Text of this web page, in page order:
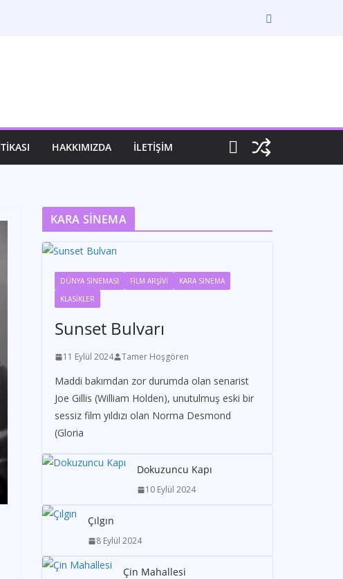
HAKKIMIZDA İLETİŞİM
KARA SİNEMA
DÜNYA SİNEMASI FİLM ARŞİVİ
KARA SİNEMA
KLASİKLER
Sunset Bulvarı
11 Eylül 2024 Tamer Hoşgören
Maddi bakımdan zor durumda olan senarist
Joe Gillis (William Holden), unutulmuş eski bir
sessiz film yıldızı olan Norma Desmond
(Gloria
Dokuzuncu Kapı
10 Eylül 2024
Çılgın
8 Eylül 2024
Çin Mahallesi